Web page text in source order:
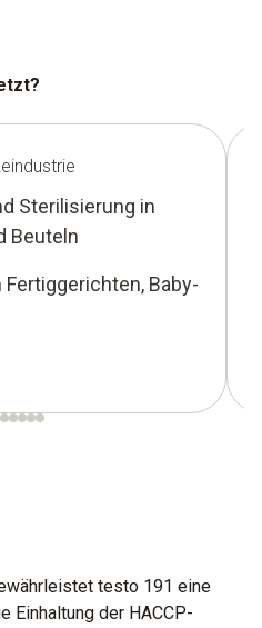
Sterilisierung in
Beuteln
Baby-
testo 191 eine
Einhaltung der HACCP-